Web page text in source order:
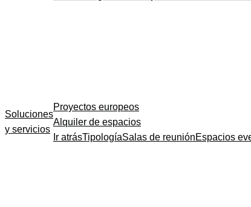
Soluciones
y servicios
Proyectos europeos
Alquiler de espacios
Ir atrásTipologíaSalas de reuniónEspacios